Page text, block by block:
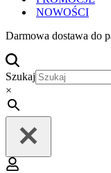
NOWOŚCI
Darmowa dostawa do
Szukaj
×